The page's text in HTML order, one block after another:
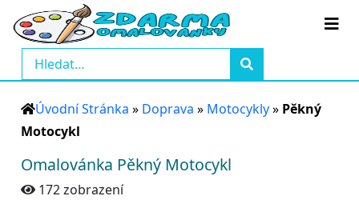
Úvodní Stránka » Doprava » Motocykly» Pěkný
Motocykl
Omalovánka Pěkný Motocykl
172 zobrazení